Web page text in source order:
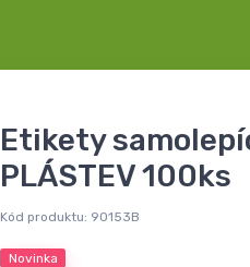
Etikety
PLÁSTEV 100ks
Kód produktu: 90153B
Novinka